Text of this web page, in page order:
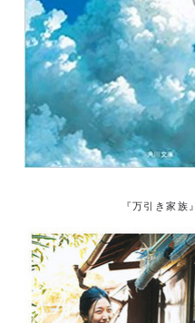
『万引き家族』